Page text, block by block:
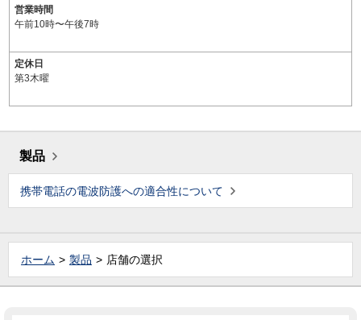
営業時間
午前10時〜午後7時
定休日
第3木曜
製品
携帯電話の電波防護への適合性について
ホーム 製品 店舗の選択